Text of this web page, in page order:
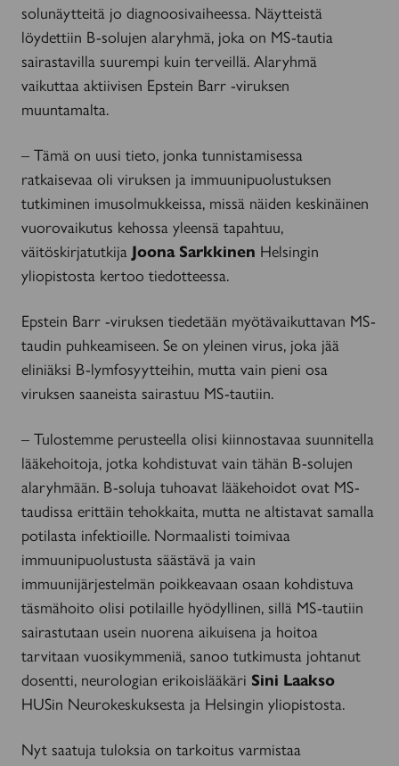
solunäytteitä jo diagnoosivaiheessa. Näytteistä
löydettiin B-solujen alaryhmä, joka on MS-tautia
sairastavilla suurempi kuin terveillä. Alaryhmä
vaikuttaa aktiivisen Epstein Barr -viruksen
muuntamalta.
– Tämä on uusi tieto, jonka tunnistamisessa
ratkaisevaa oli viruksen ja immuunipuolustuksen
tutkiminen imusolmukkeissa, missä näiden keskinäinen
vuorovaikutus kehossa yleensä tapahtuu,
väitöskirjatutkija Joona Sarkkinen Helsingin
yliopistosta kertoo tiedotteessa.
Epstein Barr -viruksen tiedetään myötävaikuttavan MS-
taudin puhkeamiseen. Se on yleinen virus, joka jää
eliniäksi B-lymfosyytteihin, mutta vain pieni osa
viruksen saaneista sairastuu MS-tautiin.
– Tulostemme perusteella olisi kiinnostavaa suunnitella
lääkehoitoja, jotka kohdistuvat vain tähän B-solujen
alaryhmään. B-soluja tuhoavat lääkehoidot ovat MS-
taudissa erittäin tehokkaita, mutta ne altistavat samalla
potilasta infektioille. Normaalisti toimivaa
immuunipuolustusta säästävä ja vain
immuunijärjestelmän poikkeavaan osaan kohdistuva
täsmähoito olisi potilaille hyödyllinen, sillä MS-tautiin
sairastutaan usein nuorena aikuisena ja hoitoa
tarvitaan vuosikymmeniä, sanoo tutkimusta johtanut
dosentti, neurologian erikoislääkäri Sini Laakso
HUSin Neurokeskuksesta ja Helsingin yliopistosta.
Nyt saatuja tuloksia on tarkoitus varmistaa